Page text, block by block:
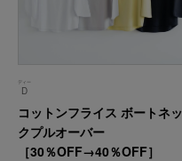
D
ディー
コットンフライス ボートネッ
クプルオーバー
［30％OFF→40％OFF］